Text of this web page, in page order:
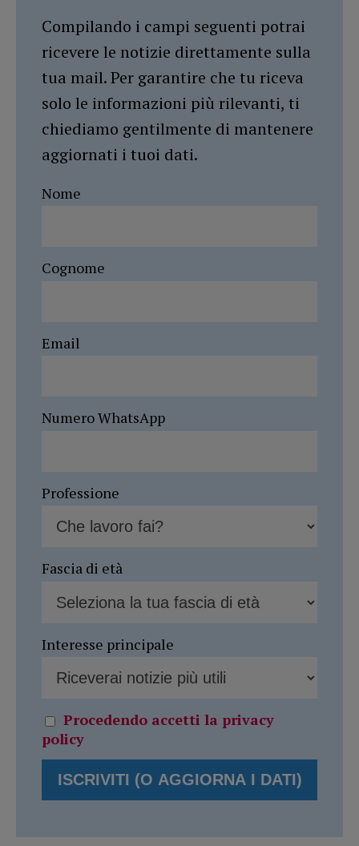
Compilando i campi seguenti potrai
ricevere le notizie direttamente sulla
tua mail. Per garantire che tu riceva
solo le informazioni più rilevanti, ti
chiediamo gentilmente di mantenere
aggiornati i tuoi dati.
Nome
Cognome
Email
Numero WhatsApp
Professione
Fascia di età
Interesse principale
Procedendo accetti la privacy
policy